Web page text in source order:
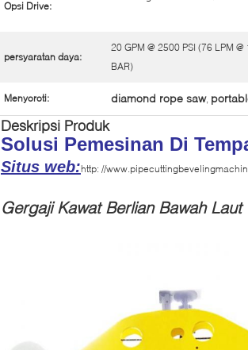
Opsi Drive:
persyaratan daya:
20 GPM @ 2500 PSI (76 LPM @
BAR)
Menyoroti: diamond rope saw,
Deskripsi Produk
Solusi Pemesinan Di
Situs web:http: //
Gergaji Kawat Berlian Bawah Laut